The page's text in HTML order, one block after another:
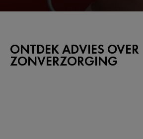
ONTDEK ADVIES OVER
ZONVERZORGING